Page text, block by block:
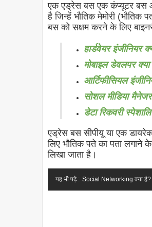
एक एड्रेस बस एक कंप्यूटर बस
है जिन्हें भौतिक मेमोरी (भौतिक
बस को सक्षम करने के लिए
हार्डवेयर इंजीनियर
मोबाइल डेवलपर
आर्टिफीसियल
सोशल मीडिया
डेटा रिकवरी
एड्रेस बससीपीयू या एक
लिए भौतिक पते का पता लगाने
लिखा जाता है।
यह भी पढ़े : Social Networking क्या है?